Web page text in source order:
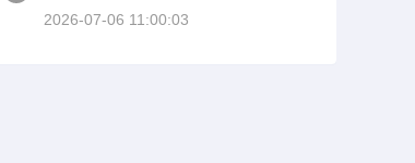
2026-07-06 11:00:03